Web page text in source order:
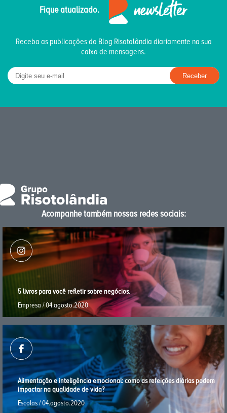
Fique atualizado.
Receba as publicações do Blog Risotolândia diariamente na sua
caixa de mensagens.
Acompanhe também nossas redes sociais:
5 livros para você reﬂetir sobre negócios.
Empresa / 04.agosto.2020
Alimentação e inteligência emocional: como as refeições diárias podem
impactar na qualidade de vida?
Escolas / 04.agosto.2020